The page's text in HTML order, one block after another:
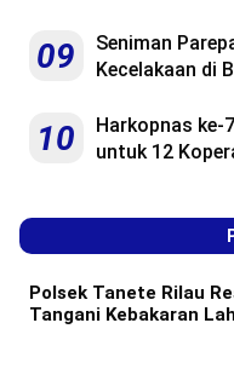
09
Seniman
Kecelakaan di
10
Harkopnas ke-
untuk 12
Polsek Tanete Rilau
Tangani Kebakaran